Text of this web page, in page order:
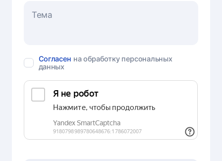
Согласен на обработку персональных
данных